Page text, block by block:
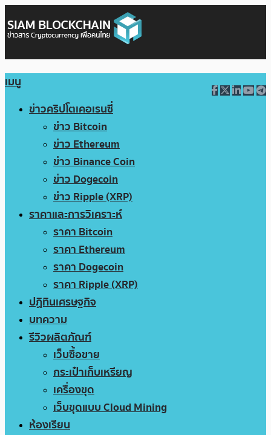
เมนู
ข่าวคริปโตเคอเรนซี่
ข่าว Bitcoin
ข่าว Ethereum
ข่าว Binance Coin
ข่าว Dogecoin
ข่าว Ripple (XRP)
ราคาและการวิเคราะห์
ราคา Bitcoin
ราคา Ethereum
ราคา Dogecoin
ราคา Ripple (XRP)
ปฏิทินเศรษฐกิจ
บทความ
รีวิวผลิตภัณฑ์
เว็บซื้อขาย
กระเป๋าเก็บเหรียญ
เครื่องขุด
เว็บขุดแบบ Cloud Mining
ห้องเรียน